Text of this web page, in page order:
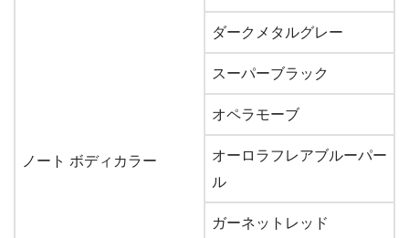
ノート ボディカラー
ダークメタルグレー
スーパーブラック
オペラモーブ
オーロラフレアブルーパー
ル
ガーネットレッド